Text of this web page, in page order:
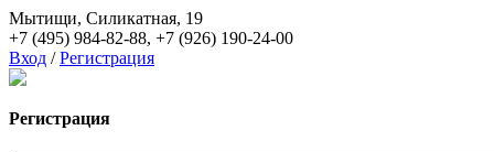
Мытищи, Силикатная, 19
+7 (495) 984-82-88, +7 (926) 190-24-00
Вход / Регистрация
Регистрация